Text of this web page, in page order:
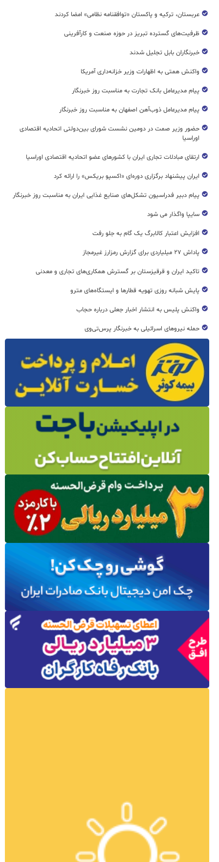
عربستان، ترکیه و پاکستان «توافقنامه نظامی» امضا کردند
ظرفیت‌های گسترده‌ تبریز در حوزه صنعت و کارآفرینی
خبرنگاران بابل تجلیل شدند
واکنش همتی به اظهارات وزیر خزانه‌داری آمریکا
پیام مدیرعامل بانک تجارت به مناسبت روز خبرنگار
پیام مدیرعامل ذوب‌آهن اصفهان به مناسبت روز خبرنگار
حضور وزیر صمت در دومین نشست شورای بین‌دولتی اتحادیه اقتصادی
اوراسیا
ارتقای مبادلات تجاری ایران با کشورهای عضو اتحادیه اقتصادی اوراسیا
ایران پیشنهاد برگزاری دوره‌ای «اکسپو بریکس» را ارائه کرد
پیام دبیر فدراسیون تشکل‌های صنایع غذایی ایران به مناسبت روز خبرنگار
سایپا واگذار می شود
افزایش اعتبار کالابرگ یک گام به جلو رفت
پاداش ۲۷ میلیاردی برای گزارش رمزارز غیرمجاز
تاکید ایران و قرقیزستان بر گسترش همکاری‌های تجاری و معدنی
پایش شبانه روزی تهویه قطار‌ها و ایستگاه‌های مترو
واکنش پلیس به انتشار اخبار جعلی درباره حجاب
حمله نیروهای اسرائیلی به خبرنگار پرس‌تی‌وی